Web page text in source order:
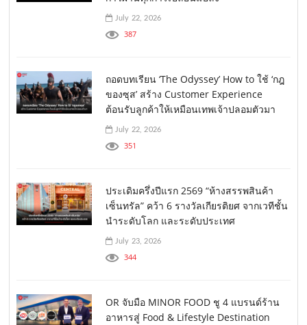
July 22, 2026
387
ถอดบทเรียน ‘The Odyssey’ How to ใช้ ‘กฎ
ของซุส’ สร้าง Customer Experience
ต้อนรับลูกค้าให้เหมือนเทพเจ้าปลอมตัวมา
July 22, 2026
351
ประเดิมครึ่งปีแรก 2569 “ห้างสรรพสินค้า
เซ็นทรัล” คว้า 6 รางวัลเกียรติยศ จากเวทีชั้น
นำระดับโลก และระดับประเทศ
July 23, 2026
344
OR จับมือ MINOR FOOD ชู 4 แบรนด์ร้าน
อาหารสู่ Food & Lifestyle Destination